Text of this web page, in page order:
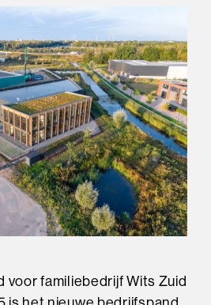
voor familiebedrijf Wits Zuid